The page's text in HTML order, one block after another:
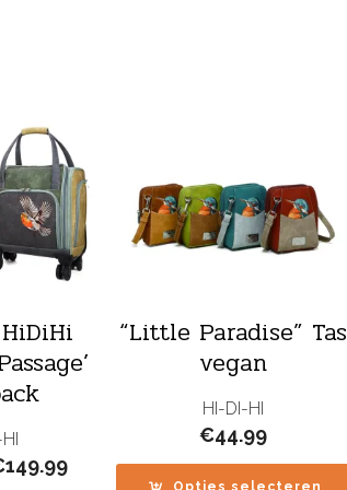
HiDiHi
149.99Prijsklasse:
“Little Paradise” Tas
vegan
HI-DI-HI
€44.99
Opties selecteren